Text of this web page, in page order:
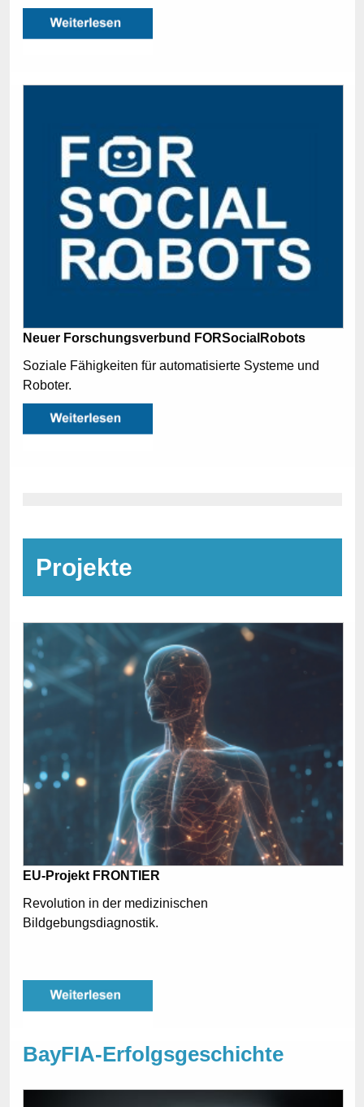
Neuer Forschungsverbund FORSocialRobots
Soziale Fähigkeiten für automatisierte Systeme und
Roboter.
Projekte
EU-Projekt FRONTIER
Revolution in der medizinischen
Bildgebungsdiagnostik.
BayFIA-Erfolgsgeschichte